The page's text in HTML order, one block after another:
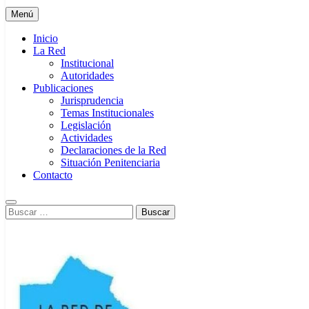
Menú
Inicio
La Red
Institucional
Autoridades
Publicaciones
Jurisprudencia
Temas Institucionales
Legislación
Actividades
Declaraciones de la Red
Situación Penitenciaria
Contacto
Buscar: